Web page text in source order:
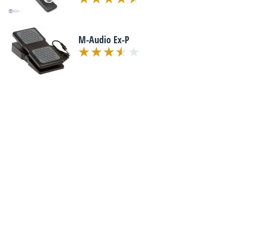
M-Audio Ex-P